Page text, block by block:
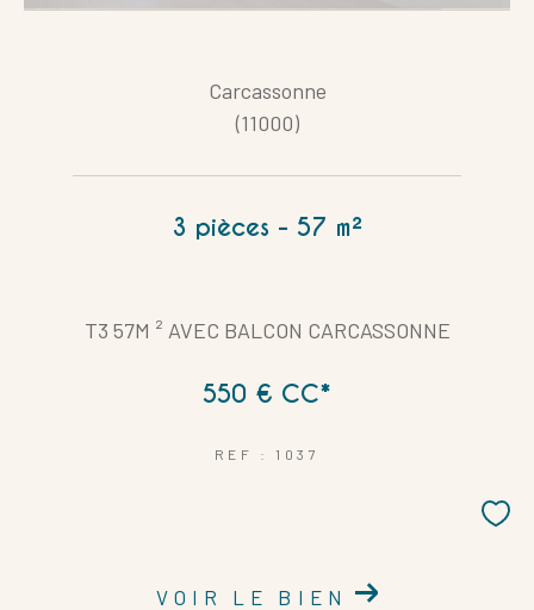
Carcassonne
(11000)
3 pièces - 57 m²
T3 57M ² AVEC BALCON CARCASSONNE
550 € CC*
REF : 1037
VOIR LE BIEN